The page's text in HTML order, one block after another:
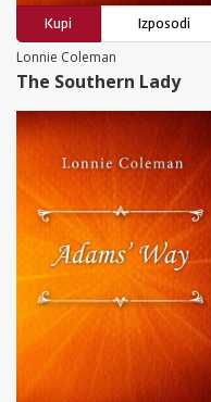
Kupi
Izposodi
Lonnie Coleman
The Southern Lady